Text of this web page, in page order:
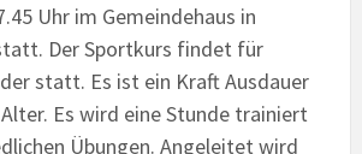
Uhr im Gemeindehaus in
Der Sportkurs findet für
statt. Es ist ein Kraft Ausdauer
Es wird eine Stunde trainiert
Übungen. Angeleitet wird